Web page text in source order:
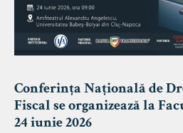
Conferința Națională de
Fiscal se organizează la
24 iunie 2026